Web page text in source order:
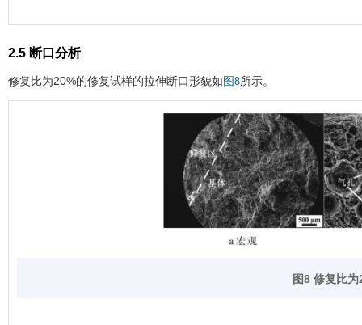
2.5 断口分析
修复比为20%的修复试样的拉伸断口形貌如 图8所示。
图8 修复比为